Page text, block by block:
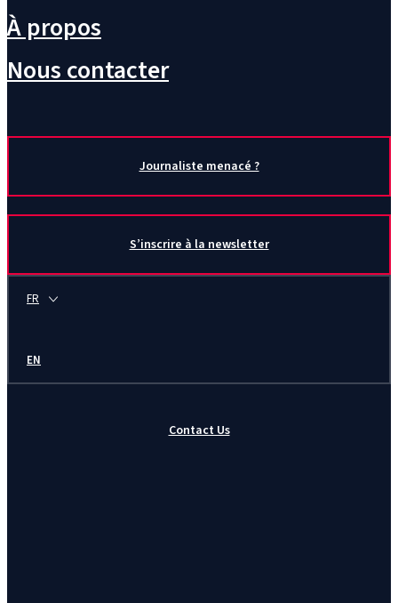
À propos
Nous contacter
Journaliste menacé ?
S’inscrire à la newsletter
FR
EN
Contact Us